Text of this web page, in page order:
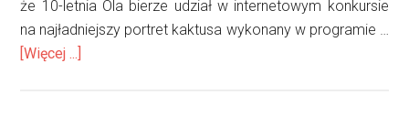
że 10-letnia Ola bierze udział w internetowym konkursie
na najładniejszy portret kaktusa wykonany w programie …
[Więcej ...]